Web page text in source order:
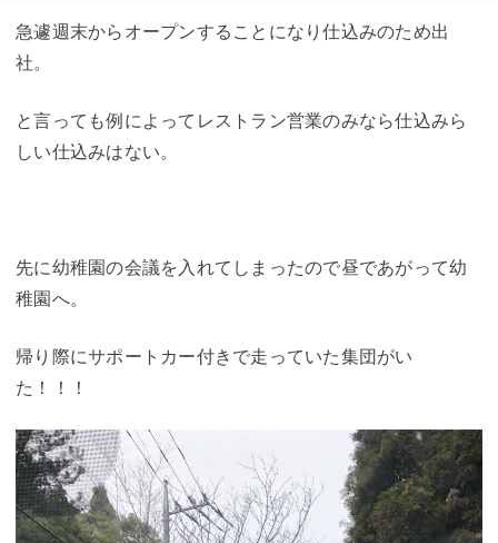
急遽週末からオープンすることになり仕込みのため出
社。
と言っても例によってレストラン営業のみなら仕込みら
しい仕込みはない。
先に幼稚園の会議を入れてしまったので昼であがって幼
稚園へ。
帰り際にサポートカー付きで走っていた集団がい
た！！！